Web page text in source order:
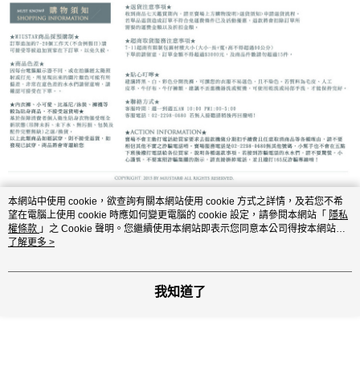
顯示電腦版詳細說明
本網站中使用 cookie，欲查詢有關本網站使用 cookie 方式之詳情，及若您不希
望在電腦上使用 cookie 時應如何變更電腦的 cookie 設定，請參閱本網站「 隱私
權條款 」之 Cookie 聲明。您繼續使用本網站即表示您同意本公司得按本網站使
用條款之 Cookie 聲明使用 cookie。
了解更多 >
我知道了